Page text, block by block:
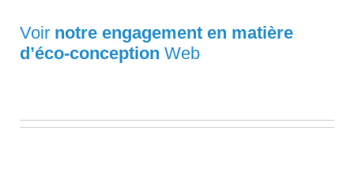
Voir notre engagement en matière
d’éco-conception Web